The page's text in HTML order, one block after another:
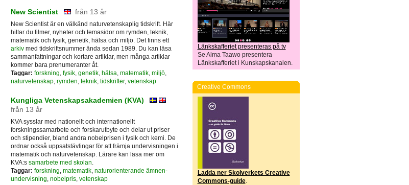
New Scientist från 13 år
New Scientist är en välkänd naturvetenskaplig tidskrift. Här
hittar du filmer, nyheter och temasidor om rymden, teknik,
matematik och fysik, genetik, hälsa och miljö. Det finns ett
arkivmed tidskriftsnummer ända sedan 1989. Du kan läsa
sammanfattningar och kortare artiklar, men många artiklar
kommer bara prenumeranter åt.
Taggar: forskning, fysik, genetik, hälsa, matematik, miljö,
naturvetenskap, rymden, teknik, tidskrifter, vetenskap
Kungliga Vetenskapsakademien (KVA)
från 13 år
KVA sysslar med nationellt och internationellt
forskningssamarbete och forskarutbyte och delar ut priser
och stipendier, bland andra nobelprisen i fysik och kemi. De
ordnar också uppsatstävlingar för att främja undervisningen i
matematik och naturvetenskap. Lärare kan läsa mer om
KVA:s samarbete med skolan.
Taggar: forskning, matematik, naturorienterande ämnen-
undervisning, nobelpris, vetenskap
Länkskafferiet presenteras på tv
Se Alma Taawo presentera
Länkskafferiet i Kunskapskanalen.
Creative Commons
Ladda ner Skolverkets Creative
Commons-guide.